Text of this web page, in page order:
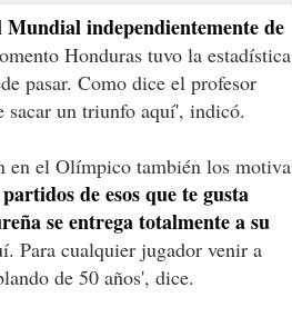
independientemente de
Honduras tuvo la estadística
pasar. Como dice el profesor
sacar un triunfo aquí', indicó.
en el Olímpico también los motiva
de esos que te gusta
se entrega totalmente a su
Para cualquier jugador venir a
de 50 años', dice.